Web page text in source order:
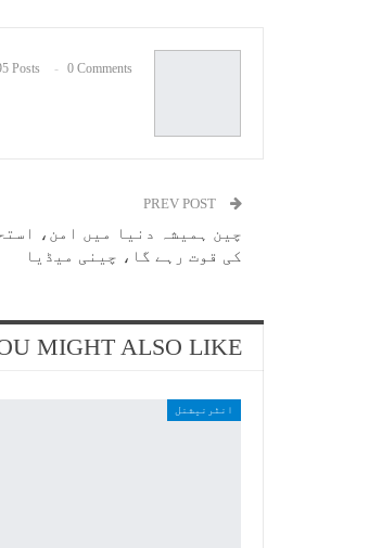
Posts 0 Comments
چین ہمیشہ دنیا میں امن،
کی قوت رہے گا، چینی میڈیا
MIGHT ALSO LIKE
انٹرنیشنل